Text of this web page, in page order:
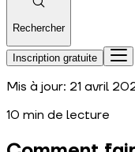
Rechercher
Inscription gratuite
Mis à jour: 21 avril
10 min de lecture